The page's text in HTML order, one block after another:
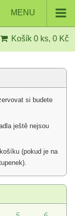
MENU
Košík 0 ks, 0 Kč
si budete
ještě nejsou
(pokud je na